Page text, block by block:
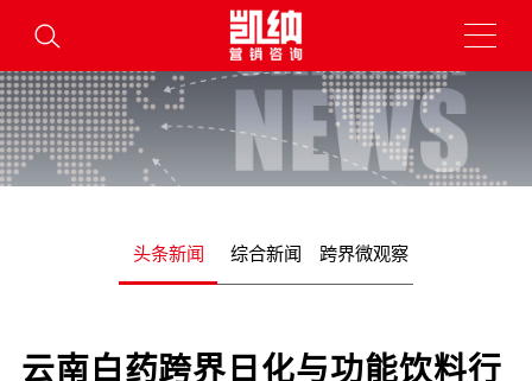
头条新闻 综合新闻 跨界微观察
云南白药跨界日化与功能饮料行